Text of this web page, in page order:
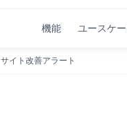
機能 ユースケ
サイト改善アラート